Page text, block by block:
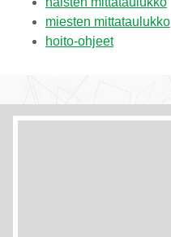
miesten mittataulukko
hoito-ohjeet